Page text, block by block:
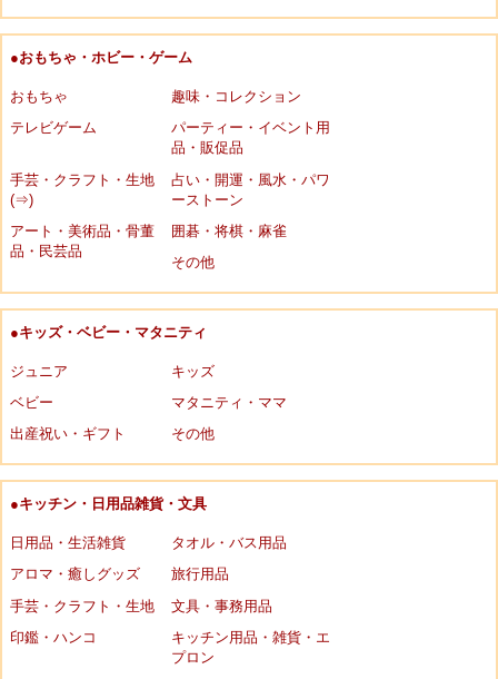
●おもちゃ・ホビー・ゲーム
おもちゃ
趣味・コレクション
テレビゲーム
パーティー・イベント用
品・販促品
手芸・クラフト・生地
(⇒)
占い・開運・風水・パワ
ーストーン
アート・美術品・骨董
品・民芸品
囲碁・将棋・麻雀
その他
●キッズ・ベビー・マタニティ
ジュニア
キッズ
ベビー
マタニティ・ママ
出産祝い・ギフト
その他
●キッチン・日用品雑貨・文具
日用品・生活雑貨
タオル・バス用品
アロマ・癒しグッズ
旅行用品
手芸・クラフト・生地
文具・事務用品
印鑑・ハンコ
キッチン用品・雑貨・エ
プロン